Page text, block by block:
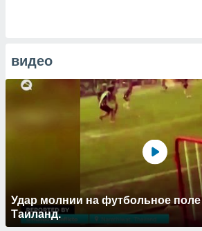
видео
Удар молнии на футбольное поле
Таиланд.